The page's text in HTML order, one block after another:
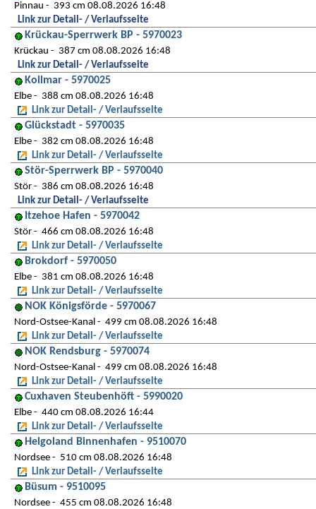
Pinnau
393 cm 08.08.2026 16:48
Link zur Detail- / Verlaufsseite
Krückau-Sperrwerk BP - 5970023
Krückau
387 cm 08.08.2026 16:48
Link zur Detail- / Verlaufsseite
Kollmar - 5970025
Elbe
388 cm 08.08.2026 16:48
Link zur Detail- / Verlaufsseite
Glückstadt - 5970035
Elbe
382 cm 08.08.2026 16:48
Link zur Detail- / Verlaufsseite
Stör-Sperrwerk BP - 5970040
Stör
386 cm 08.08.2026 16:48
Link zur Detail- / Verlaufsseite
Itzehoe Hafen - 5970042
Stör
466 cm 08.08.2026 16:48
Link zur Detail- / Verlaufsseite
Brokdorf - 5970050
Elbe
381 cm 08.08.2026 16:48
Link zur Detail- / Verlaufsseite
NOK Königsförde - 5970067
Nord-Ostsee-Kanal
499 cm 08.08.2026 16:48
Link zur Detail- / Verlaufsseite
NOK Rendsburg - 5970074
Nord-Ostsee-Kanal
499 cm 08.08.2026 16:48
Link zur Detail- / Verlaufsseite
Cuxhaven Steubenhöft - 5990020
Elbe
440 cm 08.08.2026 16:44
Link zur Detail- / Verlaufsseite
Helgoland Binnenhafen - 9510070
Nordsee
510 cm 08.08.2026 16:48
Link zur Detail- / Verlaufsseite
Büsum - 9510095
Nordsee
455 cm 08.08.2026 16:48